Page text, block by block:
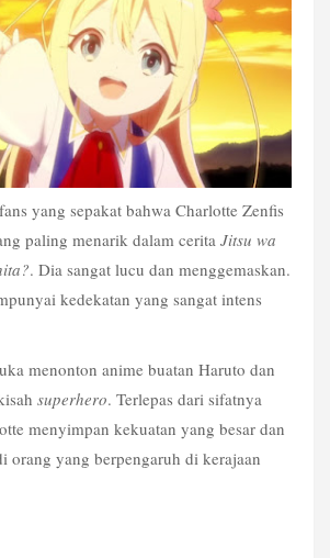
yang sepakat bahwa Charlotte Zenfis
paling menarik dalam cerita Jitsu wa
. Dia sangat lucu dan menggemaskan.
kedekatan yang sangat intens
menonton anime buatan Haruto dan
superhero. Terlepas dari sifatnya
menyimpan kekuatan yang besar dan
orang yang berpengaruh di kerajaan